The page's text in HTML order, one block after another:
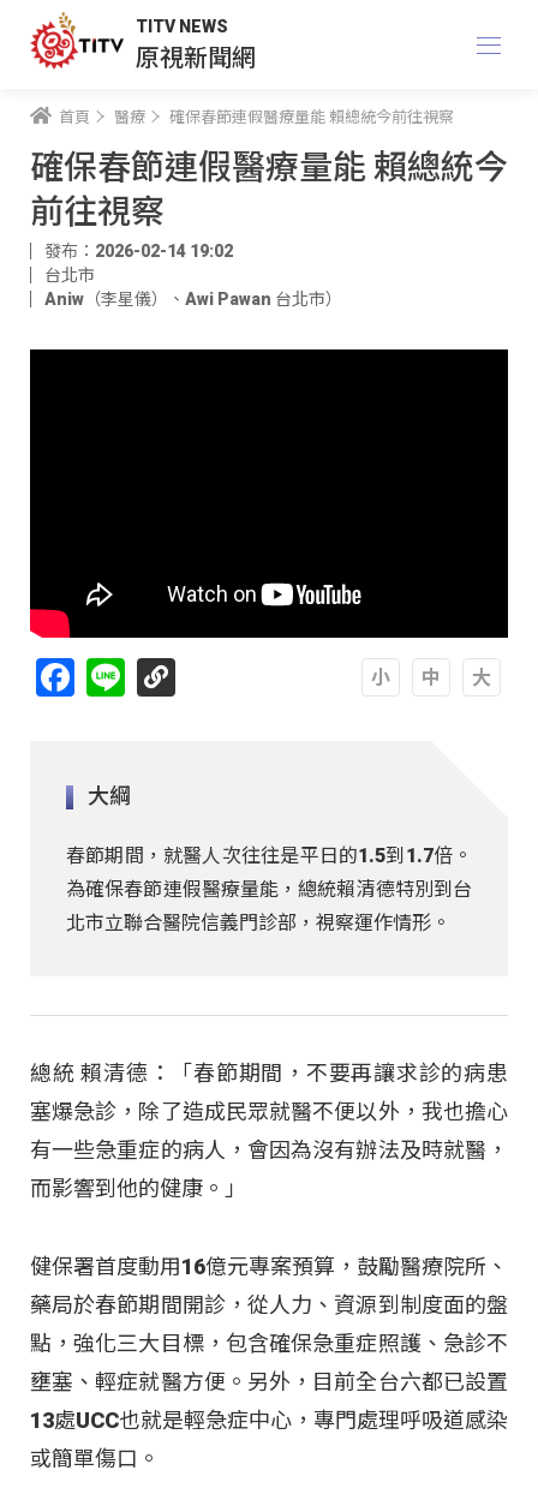
TITV NEWS
原視新聞網
首頁 醫療 確保春節連假醫療量能 賴總統今前往視察
確保春節連假醫療量能 賴總統今
前往視察
發布：2026-02-14 19:02
台北市
Aniw（李星儀）
、 Awi Pawan 台北市）
Facebook
Line
大綱
春節期間，就醫人次往往是平日的1.5到1.7倍。
為確保春節連假醫療量能，總統賴清德特別到台
北市立聯合醫院信義門診部，視察運作情形。
總統 賴清德：「春節期間，不要再讓求診的病患
塞爆急診，除了造成民眾就醫不便以外，我也擔心
有一些急重症的病人，會因為沒有辦法及時就醫，
而影響到他的健康。」
健保署首度動用16億元專案預算，鼓勵醫療院所、
藥局於春節期間開診，從人力、資源到制度面的盤
點，強化三大目標，包含確保急重症照護、急診不
壅塞、輕症就醫方便。另外，目前全台六都已設置
13處UCC也就是輕急症中心，專門處理呼吸道感染
或簡單傷口。